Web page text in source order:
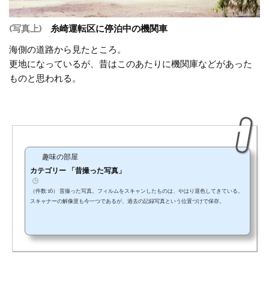
(写真上)
糸崎運転区に停泊中の機関車
海側の道路から見たところ。
更地になっているが、昔はこのあたりに機関庫などがあった
ものと思われる。
趣味の部屋
カテゴリー 「昔撮った写真」
（件数:16） 昔撮った写真。フィルムをスキャンしたものは、やはり退色してきている。
スキャナーの解像度も今一つであるが、過去の記録写真という位置づけで保存。